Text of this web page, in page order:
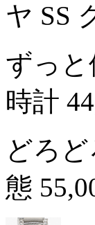
ヤ SS
ずっ
時計
どろ
態